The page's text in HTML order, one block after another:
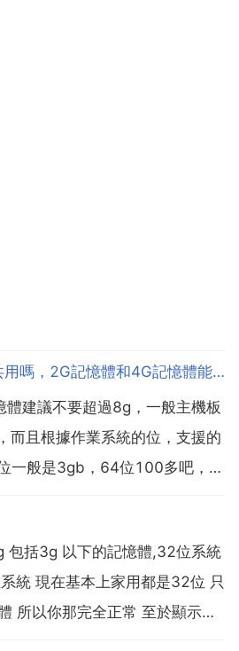
4G和2G記憶體可以共用嗎，2G記憶體和4G記憶體能共用嗎
體建議不要超過8g，一般主機板
而且根據作業系統的位，支援的
一般是3gb，64位100多吧，具
妹妹你大膽滴往前走啊！沒事折
就可以了 可以，但相...
包括3g 以下的記憶體,32位系統
統 現在基本上家用都是32位 只
所以你那完全正常 至於顯示卡